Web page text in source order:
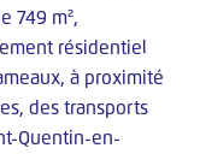
749 m²,
résidentiel
à proximité
des transports
Quentin-en-